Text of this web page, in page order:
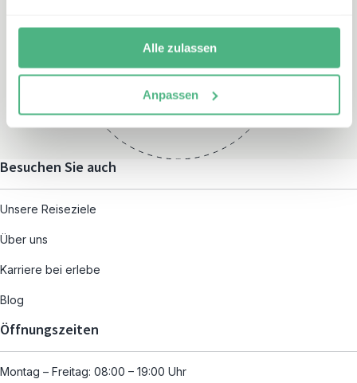
Alle zulassen
Anpassen
Montag – Freitag:
und nach individueller
Terminvereinbarung
Besuchen Sie auch
Unsere Reiseziele
Über uns
Karriere bei erlebe
Blog
Öffnungszeiten
Montag – Freitag: 08:00 – 19:00 Uhr